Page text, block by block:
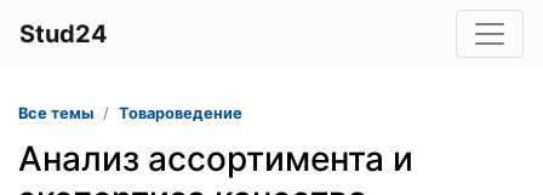
Stud24
Все темы Товароведение
Анализ ассортимента и